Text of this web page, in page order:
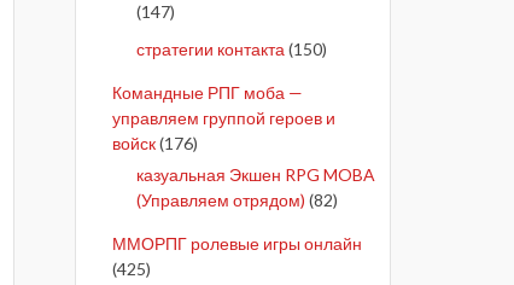
(147)
стратегии контакта (150)
Командные РПГ моба —
управляем группой героев и
войск(176)
казуальная Экшен RPG MOBA
(Управляем отрядом) (82)
ММОРПГ ролевые игры онлайн
(425)